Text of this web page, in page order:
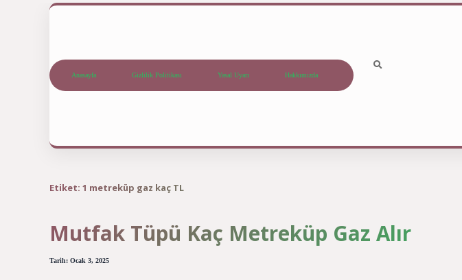
Anasayfa Gizlilik Politikası Yasal Uyarı Hakkımızda
Etiket: 1 metreküp gaz kaç TL
Mutfak Tüpü Kaç Metreküp Gaz Alır
Tarih: Ocak 3, 2025